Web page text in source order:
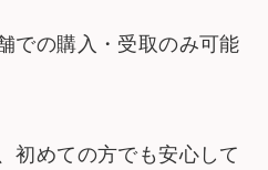
での購入・受取のみ可能
初めての方でも安心して